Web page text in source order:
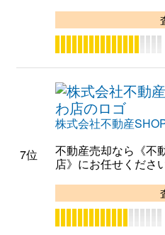
7位
株式会社不動産
不動産売却なら《不
店》にお任せくださ